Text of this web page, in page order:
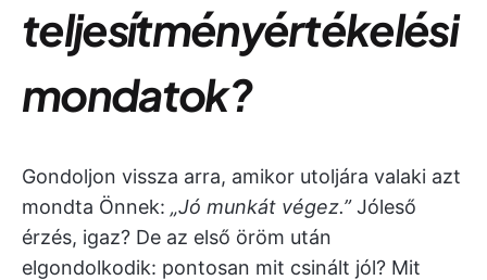
teljesítményértékelési
mondatok?
Gondoljon vissza arra, amikor utoljára valaki azt
mondta Önnek: „Jó munkát végez.”Jóleső
érzés, igaz? De az első öröm után
elgondolkodik: pontosan mit csinált jól? Mit